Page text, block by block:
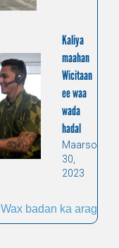
Kaliya
maahan
Wicitaan
ee waa
wada
hadal
Maarso
30,
2023
Wax badan ka arag